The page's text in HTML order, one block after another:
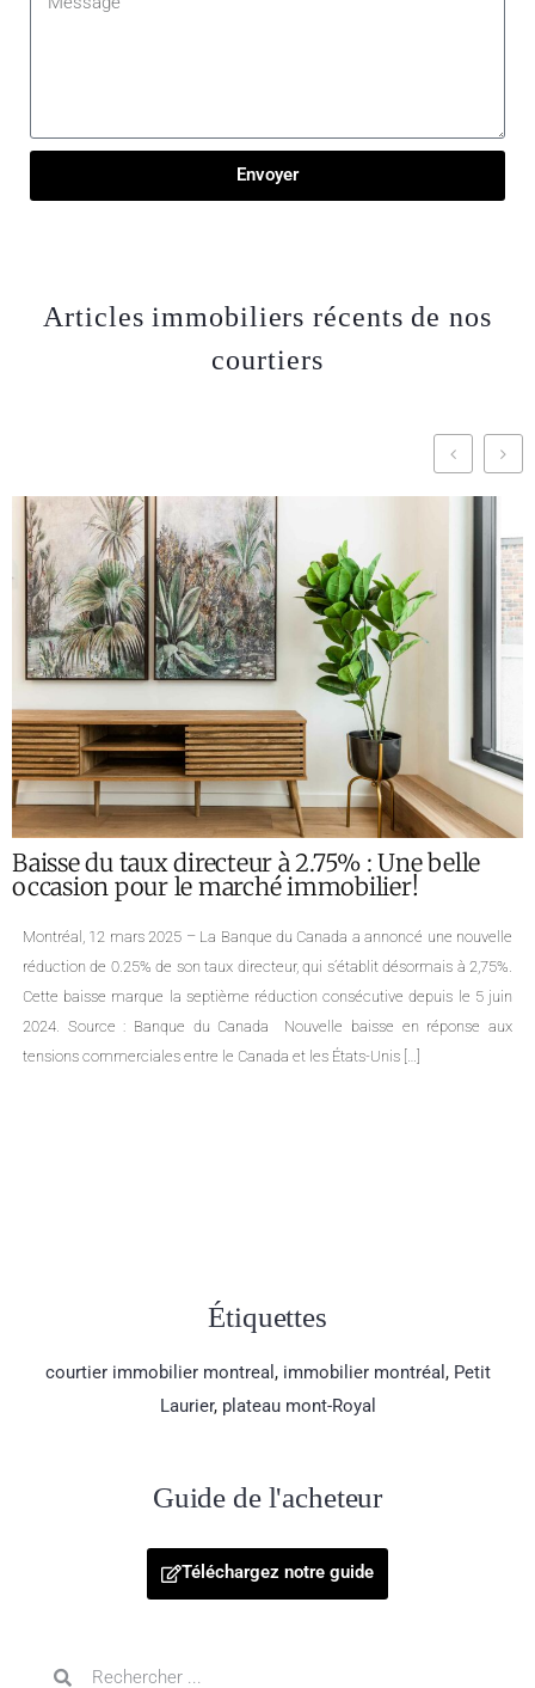
Envoyer
Articles immobiliers récents de nos
courtiers
Analyse du marché immobilier montréalais
pour Janvier 2025 : Statistiques et Tendances
par Quartier
Notre équipe de courtiers immobiliers à Montréal vous présente les
dernières données statistiques de l’APCIQ et Centris pour l’Île de Montréal
ainsi que pour plusieurs de ses quartiers, couvrant le mois de janvier
2025. Portrait global de l’immobilier sur l’île de Montréal Le marché
Étiquettes
courtier immobilier montreal , immobilier montréal , Petit
Laurier, plateau mont-Royal
Guide de l'acheteur
Téléchargez notre guide